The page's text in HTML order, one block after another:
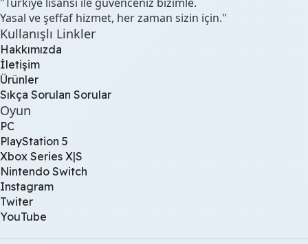
Yasal ve şeffaf hizmet, her zaman sizin için."
Kullanışlı Linkler
Hakkımızda
İletişim
Ürünler
Sıkça Sorulan Sorular
Oyun
PC
PlayStation 5
Xbox Series X|S
Nintendo Switch
Instagram
Twiter
YouTube